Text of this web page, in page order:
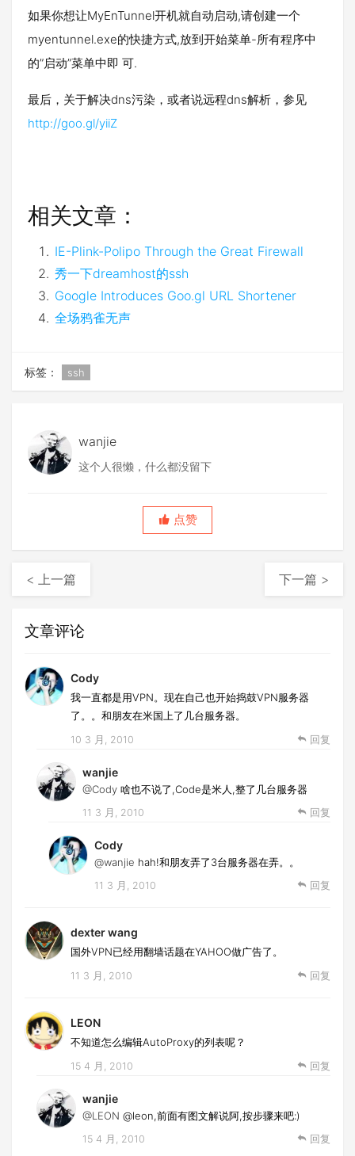
如果你想让MyEnTunnel开机就自动启动,请创建一个
myentunnel.exe的快捷方式,放到开始菜单-所有程序中
的”启动”菜单中即 可.
最后，关于解决dns污染，或者说远程dns解析，参见
http://goo.gl/yiiZ
相关文章：
IE-Plink-Polipo Through the Great Firewall
秀一下dreamhost的ssh
Google Introduces Goo.gl URL Shortener
全场鸦雀无声
标签： ssh
wanjie
这个人很懒，什么都没留下
点赞
< 上一篇 下一篇 >
文章评论
Cody
我一直都是用VPN。现在自己也开始捣鼓VPN服务器
了。。和朋友在米国上了几台服务器。
10 3 月, 2010 回复
wanjie
@Cody 啥也不说了,Code是米人,整了几台服务器
11 3 月, 2010 回复
Cody
@wanjie hah!和朋友弄了3台服务器在弄。。
11 3 月, 2010 回复
dexter wang
国外VPN已经用翻墙话题在YAHOO做广告了。
11 3 月, 2010 回复
LEON
不知道怎么编辑AutoProxy的列表呢？
15 4 月, 2010 回复
wanjie
@LEON @leon,前面有图文解说阿,按步骤来吧:)
15 4 月, 2010 回复